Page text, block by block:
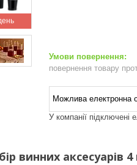
повернення товару
У компанії підключені
винних аксесуарів